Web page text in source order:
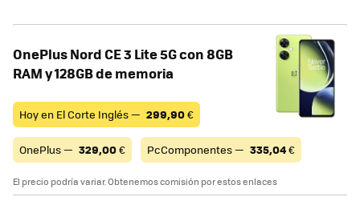
OnePlus Nord CE 3 Lite 5G con 8GB
RAM y 128GB de memoria
Hoy en El Corte Inglés — 299,90€
OnePlus — 329,00€ PcComponentes — 335,04€
El precio podría variar. Obtenemos comisión por estos enlaces